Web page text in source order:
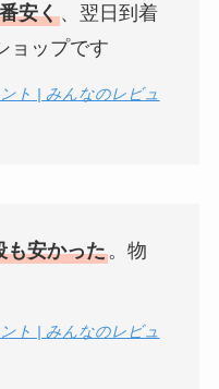
安く、翌日到着
ョップです
ント | みんなのレビュ
も安かった。物
ント | みんなのレビュ